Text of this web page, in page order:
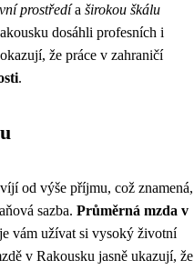
prostředía širokou škálu
dosáhli profesních i
že práce v zahraničí
.
od výše příjmu, což znamená,
sazba. Průměrná mzda v
vám užívat si vysoký životní
v Rakousku jasně ukazují, že